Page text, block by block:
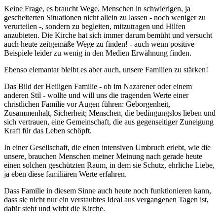
Keine Frage, es braucht Wege, Menschen in schwierigen, ja
gescheiterten Situationen nicht allein zu lassen - noch weniger zu
verurteilen -, sondern zu begleiten, mitzutragen und Hilfen
anzubieten. Die Kirche hat sich immer darum bemüht und versucht
auch heute zeitgemäße Wege zu finden! - auch wenn positive
Beispiele leider zu wenig in den Medien Erwähnung finden.
Ebenso elemantar bleibt es aber auch, unsere Familien zu stärken!
Das Bild der Heiligen Familie - ob im Nazarener oder einem
anderen Stil - wollte und will uns die tragenden Werte einer
christlichen Familie vor Augen führen: Geborgenheit,
Zusammenhalt, Sicherheit; Menschen, die bedingungslos lieben und
sich vertrauen, eine Gemeinschaft, die aus gegenseitiger Zuneigung
Kraft für das Leben schöpft.
In einer Gesellschaft, die einen intensiven Umbruch erlebt, wie die
unsere, brauchen Menschen meiner Meinung nach gerade heute
einen solchen geschützten Raum, in dem sie Schutz, ehrliche Liebe,
ja eben diese familiären Werte erfahren.
Dass Familie in diesem Sinne auch heute noch funktionieren kann,
dass sie nicht nur ein verstaubtes Ideal aus vergangenen Tagen ist,
dafür steht und wirbt die Kirche.